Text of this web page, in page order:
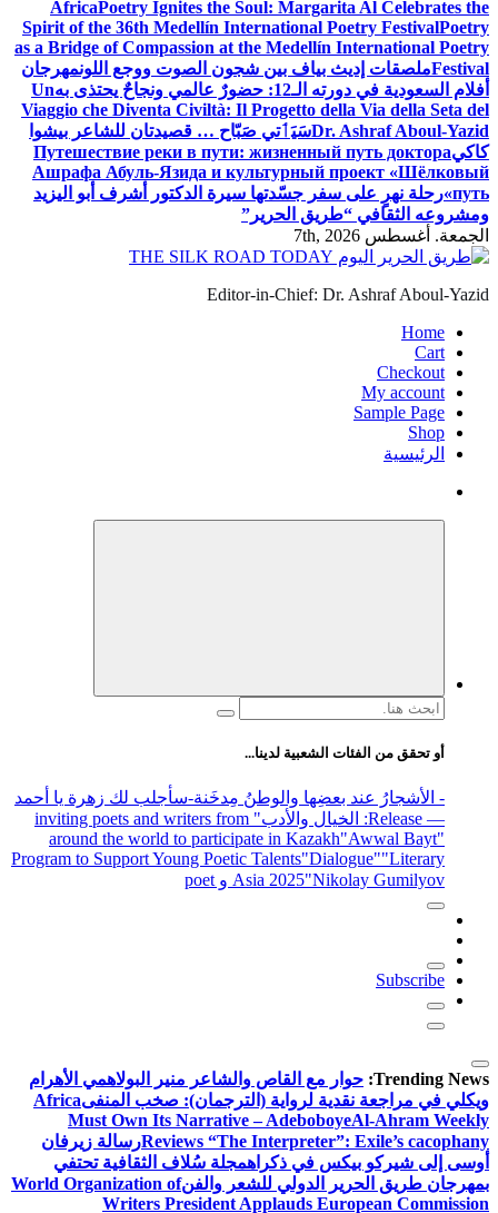
AfricaPoetry Ignites the Soul: Margarita Al Celebrates the
Spirit of the 36th Medellín International Poetry FestivalPoetry
as a Bridge of Compassion at the Medellín International Poetry
Festivalملصقات إديث بياف بين شجون الصوت ووجع اللونمهرجان
أفلام السعودية في دورته الـ12: حضورٌ عالمي ونجاحٌ يحتذى به
Un
Viaggio che Diventa Civiltà: Il Progetto della Via della Seta del
Dr. Ashraf Aboul-Yazidسَيَٲتي صَبّاح … قصيدتان للشاعر بيشوا
كاكيПутешествие реки в пути: жизненный путь доктора
Ашрафа Абуль-Язида и культурный проект «Шёлковый
путь» رحلة نهرٍ على سفر جسّدتها سيرة الدكتور أشرف أبو اليزيد
ومشروعه الثقافي “طريق الحرير”
الجمعة. أغسطس 7th, 2026
Editor-in-Chief: Dr. Ashraf Aboul-Yazid
Home
Cart
Checkout
My account
Sample Page
Shop
الرئيسية
البحث
أو تحقق من الفئات الشعبية لدينا...
- الأشجارُ عند بعضِها والوطنُ مِدخَنة-سأجلب لك زهرة يا أحمد
— Release
: الخيال والأدب
" inviting poets and writers from
around the world to participate in Kazakh"Awwal Bayt"
Program to Support Young Poetic Talents"Dialogue""Literary
Asia 2025"Nikolay Gumilyov و poet
Subscribe
Trending News: حوار مع القاص والشاعر منير البولاهمي الأهرام
ويكلي في مراجعة نقدية لرواية (الترجمان): صخب المنفىAfrica
Must Own Its Narrative – AdeboboyeAl-Ahram Weekly
Reviews “The Interpreter”: Exile’s cacophanyرسالة زيرفان
أوسى إلى شيركو بيكس في ذكراهمجلة سُلاف الثقافية تحتفي
بمهرجان طريق الحرير الدولي للشعر والفنWorld Organization of
Writers President Applauds European Commission